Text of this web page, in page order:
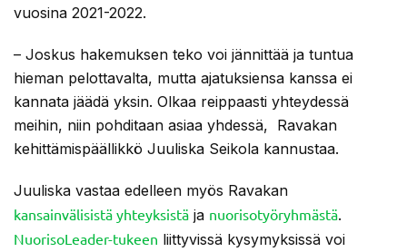
vuosina 2021-2022.
– Joskus hakemuksen teko voi jännittää ja tuntua
hieman pelottavalta, mutta ajatuksiensa kanssa ei
kannata jäädä yksin. Olkaa reippaasti yhteydessä
meihin, niin pohditaan asiaa yhdessä, Ravakan
kehittämispäällikkö Juuliska Seikola kannustaa.
Juuliska vastaa edelleen myös Ravakan
kansainvälisistä yhteyksistä ja nuorisotyöryhmästä.
NuorisoLeader-tukeen liittyvissä kysymyksissä voi